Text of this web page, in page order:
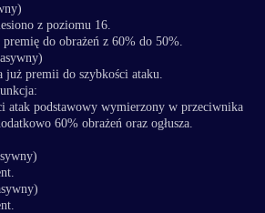
z poziomu 16.
do obrażeń z 60% do 50%.
już premii do szybkości ataku.
atak podstawowy wymierzony w przeciwnika
60% obrażeń oraz ogłusza.